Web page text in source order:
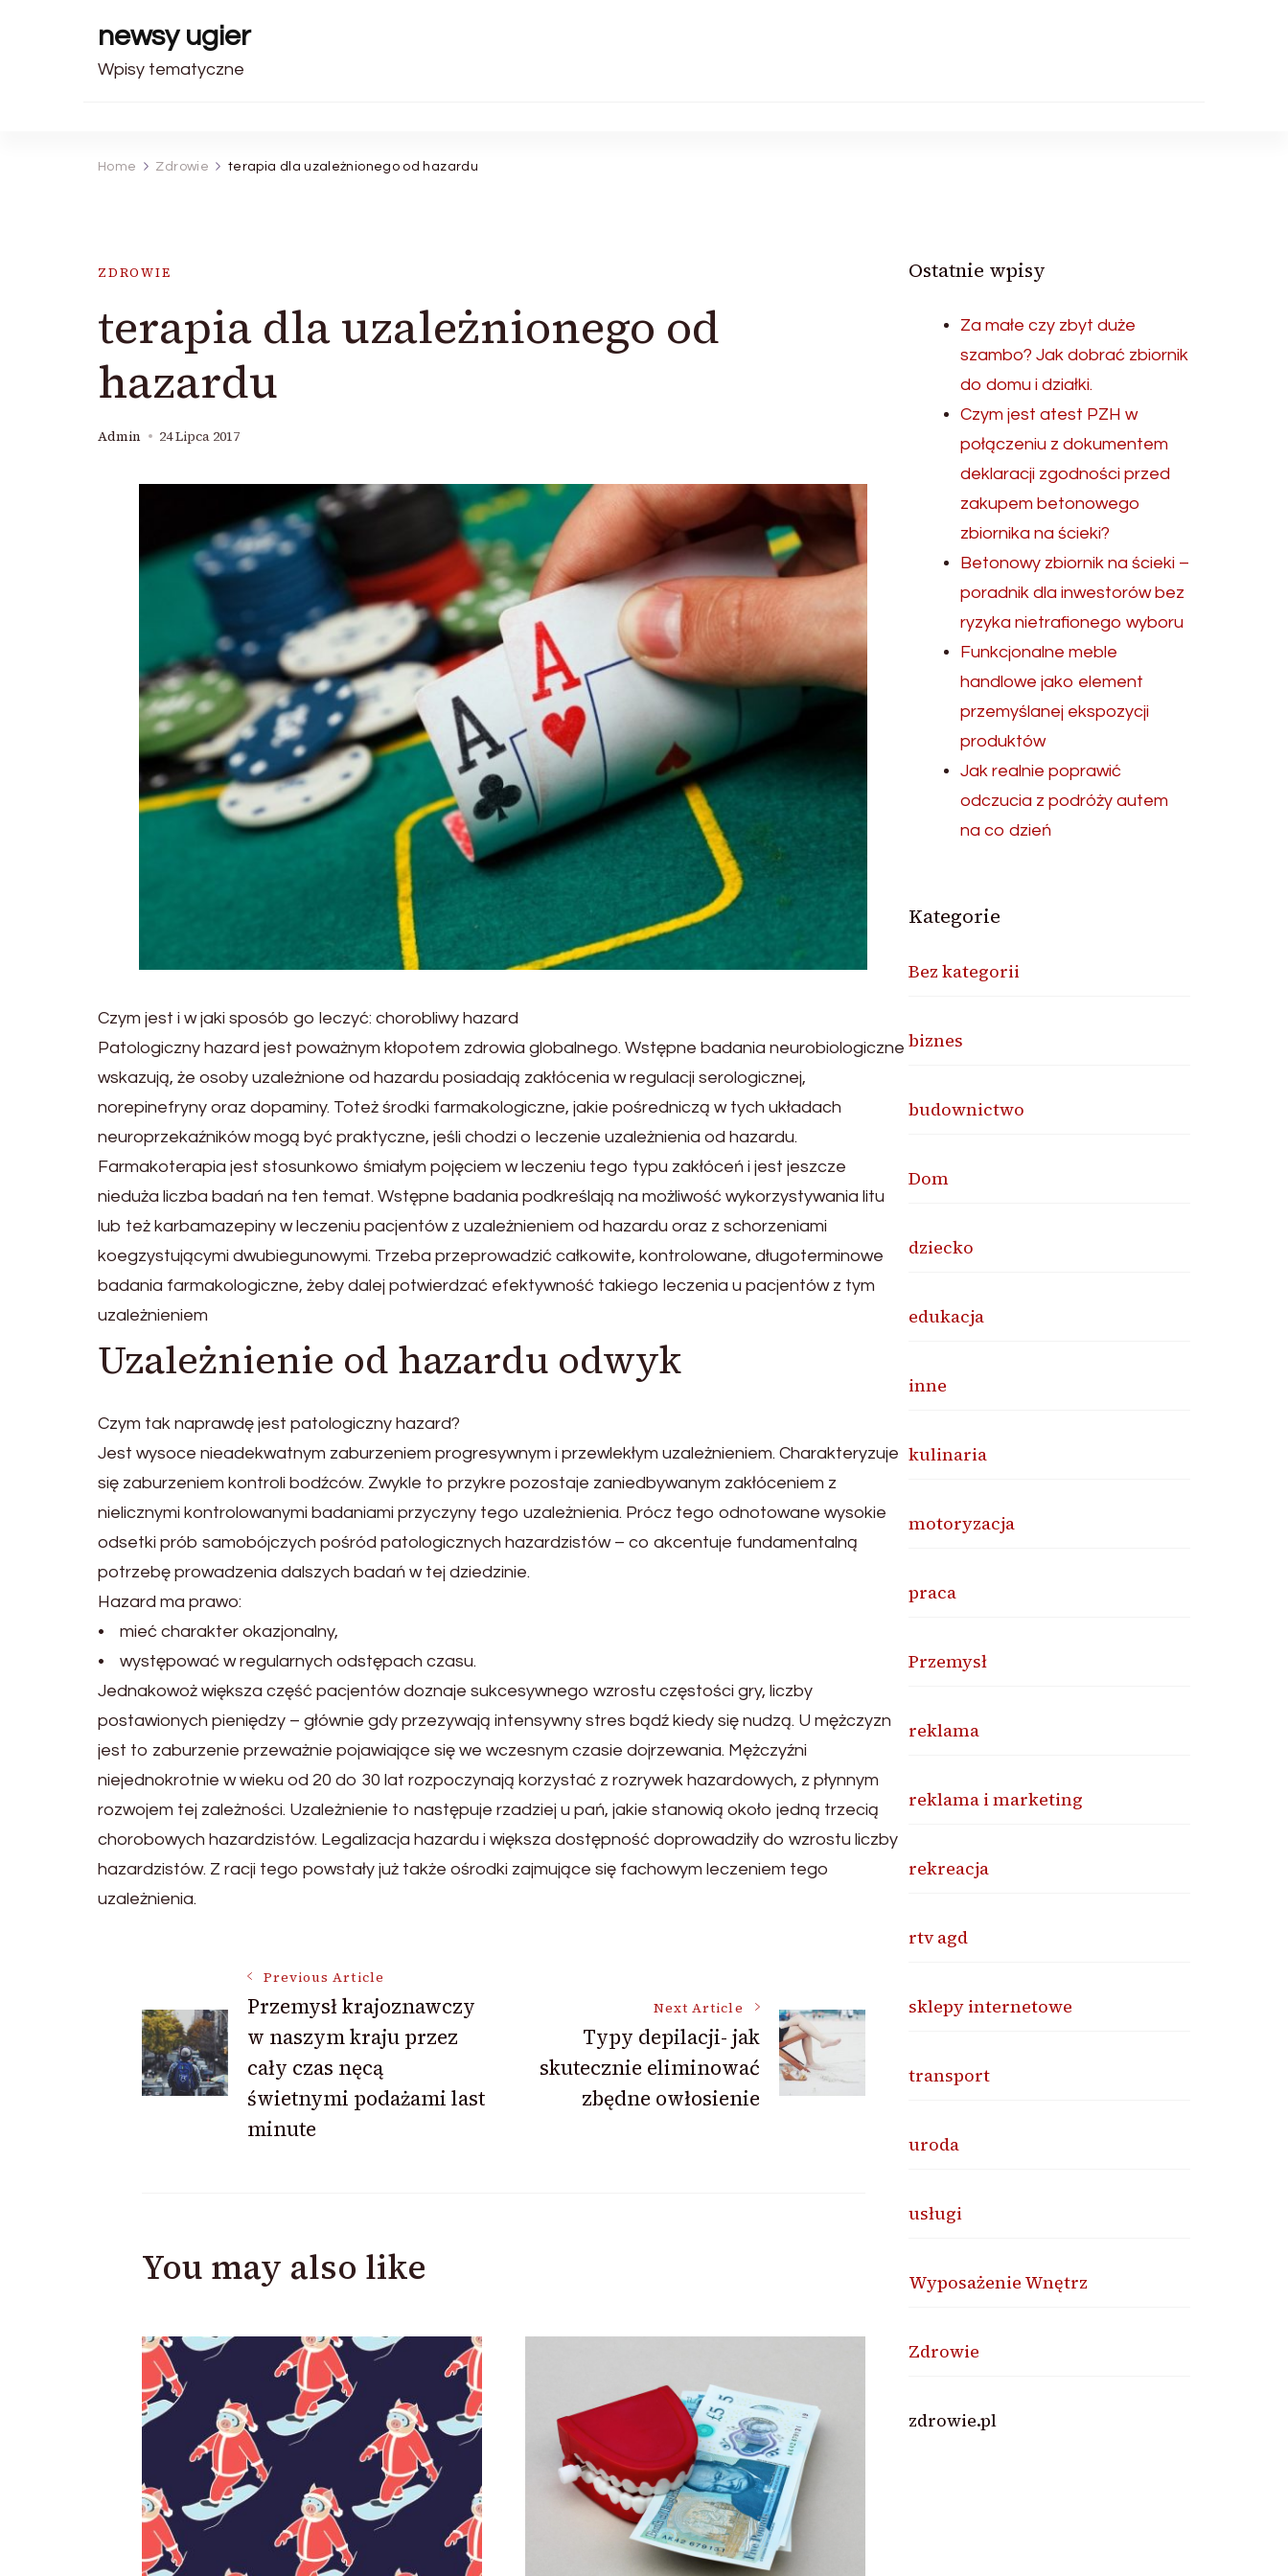
newsy ugier
Wpisy tematyczne
Home Zdrowie terapia dla uzależnionego od hazardu
ZDROWIE
terapia dla uzależnionego od
hazardu
Admin 24 Lipca 2017
Czym jest i w jaki sposób go leczyć: chorobliwy hazard
Patologiczny hazard jest poważnym kłopotem zdrowia globalnego. Wstępne badania neurobiologiczne
wskazują, że osoby uzależnione od hazardu posiadają zakłócenia w regulacji serologicznej,
norepinefryny oraz dopaminy. Toteż środki farmakologiczne, jakie pośredniczą w tych układach
neuroprzekaźników mogą być praktyczne, jeśli chodzi o leczenie uzależnienia od hazardu.
Farmakoterapia jest stosunkowo śmiałym pojęciem w leczeniu tego typu zakłóceń i jest jeszcze
nieduża liczba badań na ten temat. Wstępne badania podkreślają na możliwość wykorzystywania litu
lub też karbamazepiny w leczeniu pacjentów z uzależnieniem od hazardu oraz z schorzeniami
koegzystującymi dwubiegunowymi. Trzeba przeprowadzić całkowite, kontrolowane, długoterminowe
badania farmakologiczne, żeby dalej potwierdzać efektywność takiego leczenia u pacjentów z tym
uzależnieniem
Uzależnienie od hazardu odwyk
Czym tak naprawdę jest patologiczny hazard?
Jest wysoce nieadekwatnym zaburzeniem progresywnym i przewlekłym uzależnieniem. Charakteryzuje
się zaburzeniem kontroli bodźców. Zwykle to przykre pozostaje zaniedbywanym zakłóceniem z
nielicznymi kontrolowanymi badaniami przyczyny tego uzależnienia. Prócz tego odnotowane wysokie
odsetki prób samobójczych pośród patologicznych hazardzistów – co akcentuje fundamentalną
potrzebę prowadzenia dalszych badań w tej dziedzinie.
Hazard ma prawo:
• mieć charakter okazjonalny,
• występować w regularnych odstępach czasu.
Jednakowoż większa część pacjentów doznaje sukcesywnego wzrostu częstości gry, liczby
postawionych pieniędzy – głównie gdy przezywają intensywny stres bądź kiedy się nudzą. U mężczyzn
jest to zaburzenie przeważnie pojawiające się we wczesnym czasie dojrzewania. Mężczyźni
niejednokrotnie w wieku od 20 do 30 lat rozpoczynają korzystać z rozrywek hazardowych, z płynnym
rozwojem tej zależności. Uzależnienie to następuje rzadziej u pań, jakie stanowią około jedną trzecią
chorobowych hazardzistów. Legalizacja hazardu i większa dostępność doprowadziły do wzrostu liczby
hazardzistów. Z racji tego powstały już także ośrodki zajmujące się fachowym leczeniem tego
uzależnienia.
Navigation
Previous Article
Przemysł krajoznawczy
w naszym kraju przez
cały czas nęcą
świetnymi podażami last
minute
Next Article
Typy depilacji- jak
skutecznie eliminować
zbędne owłosienie
You may also like
Ostatnie wpisy
Za małe czy zbyt duże
szambo? Jak dobrać zbiornik
do domu i działki.
Czym jest atest PZH w
połączeniu z dokumentem
deklaracji zgodności przed
zakupem betonowego
zbiornika na ścieki?
Betonowy zbiornik na ścieki –
poradnik dla inwestorów bez
ryzyka nietrafionego wyboru
Funkcjonalne meble
handlowe jako element
przemyślanej ekspozycji
produktów
Jak realnie poprawić
odczucia z podróży autem
na co dzień
Kategorie
Bez kategorii
biznes
budownictwo
Dom
dziecko
edukacja
inne
kulinaria
motoryzacja
praca
Przemysł
reklama
reklama i marketing
rekreacja
rtv agd
sklepy internetowe
transport
uroda
usługi
Wyposażenie Wnętrz
Zdrowie
zdrowie.pl